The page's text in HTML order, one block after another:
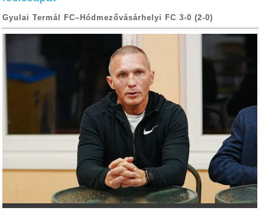
Gyulai Termál FC–Hódmezővásárhelyi FC 3-0 (2-0)